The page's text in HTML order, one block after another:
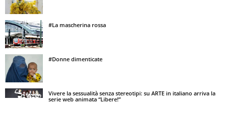
#La mascherina rossa
#Donne dimenticate
Vivere la sessualità senza stereotipi: su ARTE in italiano arriva la
serie web animata “Libere!”